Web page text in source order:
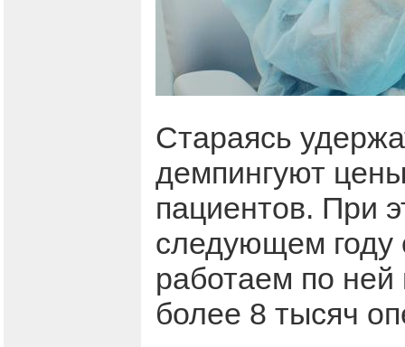
Стараясь
демпингуют
пациентов. При
следующем году
работаем по ней
более 8 тысяч